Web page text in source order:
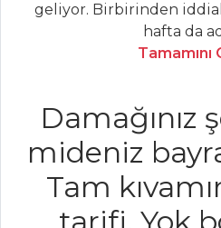
HAMUR İŞLERI
ACUKALI VE
CEVİZLİ KURABİYE
BADEMLİ VE
TÜRK KAHVELİ
KURABİYE
geliyor. Birbirinden
hafta da
Tamamını
Damağınız
mideniz
Tam